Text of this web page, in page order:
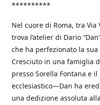
**********
Nel cuore di Roma, tra Via
trova l’atelier di Dario
che ha perfezionato la
Cresciuto in una famiglia
presso Sorella Fontana e
ecclesiastico—Dan ha
una dedizione assoluta